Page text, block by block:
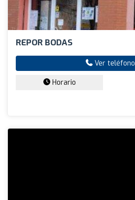
REPOR BODAS
Ver teléfono
Horario